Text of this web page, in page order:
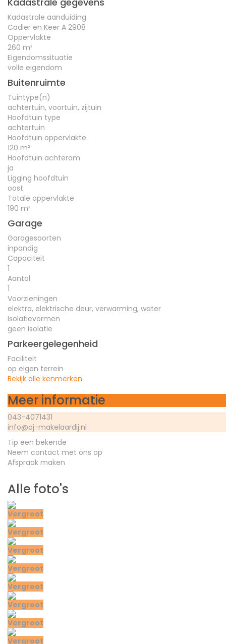
Kadastrale aanduiding
Cadier en Keer A 2908
Oppervlakte
260 m²
Eigendomssituatie
volle eigendom
Buitenruimte
Tuintype(n)
achtertuin, voortuin, zijtuin
Hoofdtuin type
achtertuin
Hoofdtuin oppervlakte
120 m²
Hoofdtuin achterom
ja
Ligging hoofdtuin
oost
Totale oppervlakte
190 m²
Garage
Garagesoorten
inpandig
Capaciteit
1
Aantal
1
Voorzieningen
elektra, elektrische deur, verwarming, water
Isolatievormen
geen isolatie
Parkeergelegenheid
Faciliteit
op eigen terrein
Bekijk alle kenmerken
Meer informatie
043-4071431
info@oj-makelaardij.nl
Tip een bekende
Neem contact met ons op
Afspraak maken
Alle foto's
Vergroot
Vergroot
Vergroot
Vergroot
Vergroot
Vergroot
Vergroot
Vergroot